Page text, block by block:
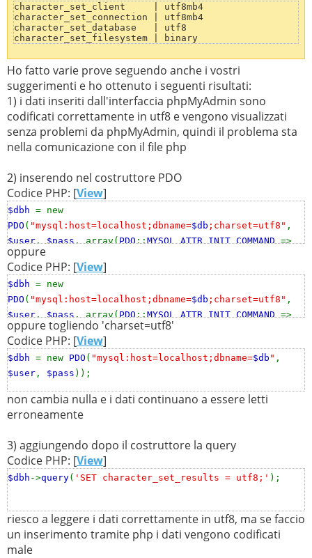
character_set_client     | utf8mb4
character_set_connection | utf8mb4
character_set_database   | utf8
character_set_filesystem | binary
character_set_server     | latin1
character_set_system     | utf8
character_sets_dir       | /usr/share/mysql/charsets/
Ho fatto varie prove seguendo anche i vostri
suggerimenti e ho ottenuto i seguenti risultati:
1) i dati inseriti dall'interfaccia phpMyAdmin sono
codificati correttamente in utf8 e vengono visualizzati
senza problemi da phpMyAdmin, quindi il problema sta
nella comunicazione con il file php
2) inserendo nel costruttore PDO
Codice PHP: [View]
$dbh = new
PDO ( "mysql:host=localhost;dbname=$db ;charset=utf8" ,
$user , $pass , array( PDO :: MYSQL_ATTR_INIT_COMMAND =>
'SET character_set_results = utf8'
oppure
Codice PHP: [View]
$dbh = new
PDO ( "mysql:host=localhost;dbname=$db ;charset=utf8" ,
$user , $pass , array( PDO :: MYSQL_ATTR_INIT_COMMAND =>
'SET CHARACTER SET utf8'));
oppure togliendo 'charset=utf8'
Codice PHP: [View]
$dbh = new PDO ( "mysql:host=localhost;dbname=$db " ,
$user , $pass ));
non cambia nulla e i dati continuano a essere letti
erroneamente
3) aggiungendo dopo il costruttore la query
Codice PHP: [View]
$dbh ->query( 'SET character_set_results = utf8;' );
riesco a leggere i dati correttamente in utf8, ma se faccio
un inserimento tramite php i dati vengono codificati
male